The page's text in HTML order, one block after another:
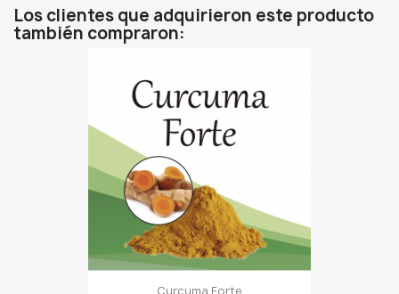
Los clientes que adquirieron este producto
también compraron:
Curcuma Forte